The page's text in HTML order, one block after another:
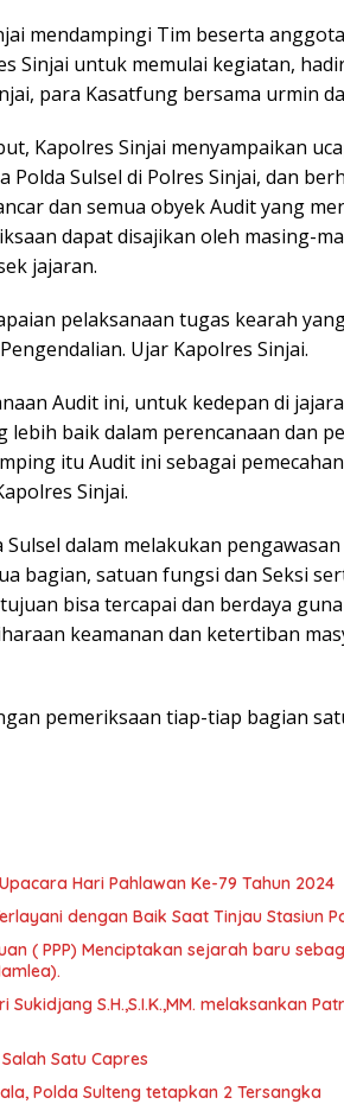
mendampingi Tim beserta
Sinjai untuk memulai kegiatan,
para Kasatfung bersama urmin
Kapolres Sinjai menyampaikan
Polda Sulsel di Polres Sinjai, dan
dan semua obyek Audit yang
dapat disajikan oleh masing-
jajaran.
pelaksanaan tugas kearah
Ujar Kapolres Sinjai.
Audit ini, untuk kedepan di
lebih baik dalam perencanaan dan
itu Audit ini sebagai
Sinjai.
Sulsel dalam melakukan
bagian, satuan fungsi dan Seksi
bisa tercapai dan berdaya
keamanan dan ketertiban
pemeriksaan tiap-tiap bagian
Hari Pahlawan Ke-79 Tahun 2024
dengan Baik Saat Tinjau Stasiun
( PPP) Menciptakan sejarah baru
Sukidjang S.H.,S.I.K.,MM. melaksankan
Satu Capres
Polda Sulteng tetapkan 2 Tersangka